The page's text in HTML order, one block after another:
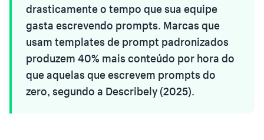
drasticamente o tempo que sua equipe
gasta escrevendo prompts. Marcas que
usam templates de prompt padronizados
produzem 40% mais conteúdo por hora do
que aquelas que escrevem prompts do
zero, segundo a Describely (2025).